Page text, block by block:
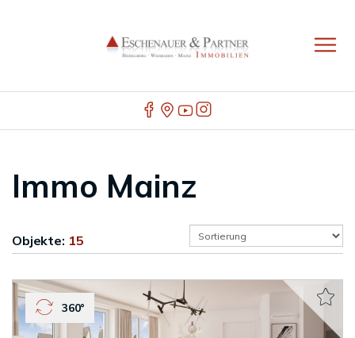
Immo Mainz
Objekte: 15
360°